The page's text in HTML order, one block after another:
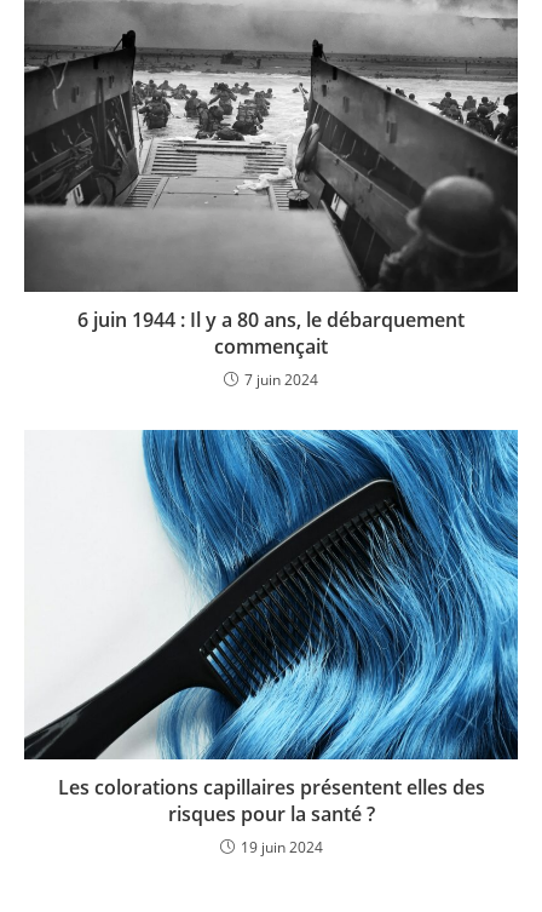
6 juin 1944 : Il y a 80 ans, le débarquement
commençait
7 juin 2024
Les colorations capillaires présentent elles des
risques pour la santé ?
19 juin 2024